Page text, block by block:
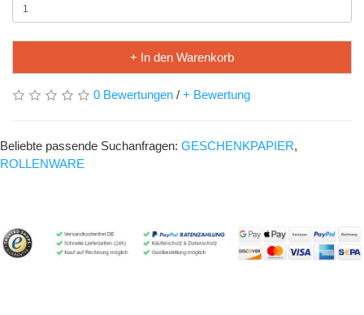
+ In den Warenkorb
0 Bewertungen / + Bewertung
Beliebte passende Suchanfragen: GESCHENKPAPIER,
ROLLENWARE